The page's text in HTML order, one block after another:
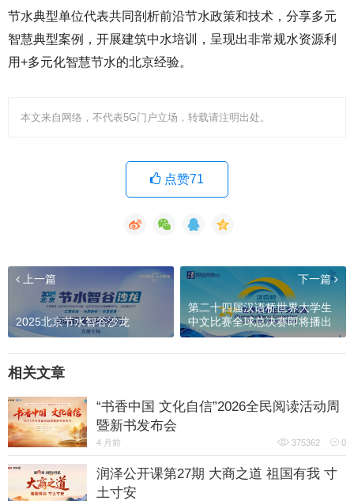
节水典型单位代表共同剖析前沿节水政策和技术，分享多元
智慧典型案例，开展建筑中水培训，呈现出非常规水资源利
用+多元化智慧节水的北京经验。
本文来自网络，不代表5G门户立场，转载请注明出处。
点赞71
上一篇
2025北京节水智谷沙龙
下一篇
第二十四届汉语桥世界大学生
中文比赛全球总决赛即将播出
相关文章
“书香中国 文化自信”2026全民阅读活动周
暨新书发布会
4 月前 375362 0
润泽公开课第27期 大商之道 祖国有我 寸
土寸安